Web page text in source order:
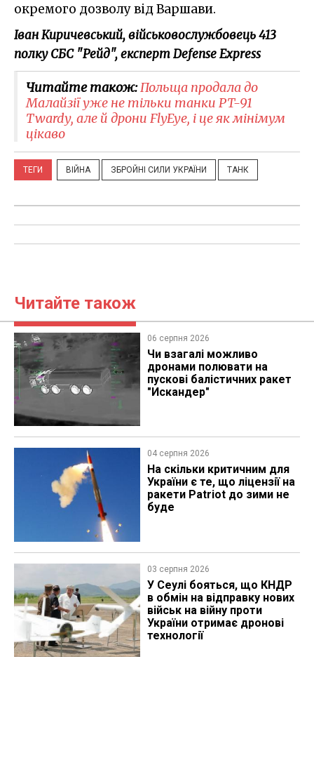
окремого дозволу від Варшави.
Іван Киричевський, військовослужбовець 413
полку СБС "Рейд", експерт Defense Express
Читайте також:Польща продала до
Малайзії уже не тільки танки PT-91
Twardy, але й дрони FlyEye, і це як мінімум
цікаво
ТЕГИ ВІЙНА ЗБРОЙНІ СИЛИ УКРАЇНИ ТАНК
Читайте також
06 серпня 2026
Чи взагалі можливо
дронами полювати на
пускові балістичних ракет
"Искандер"
04 серпня 2026
На скільки критичним для
України є те, що ліцензії на
ракети Patriot до зими не
буде
03 серпня 2026
У Сеулі бояться, що КНДР
в обмін на відправку нових
військ на війну проти
України отримає дронові
технології